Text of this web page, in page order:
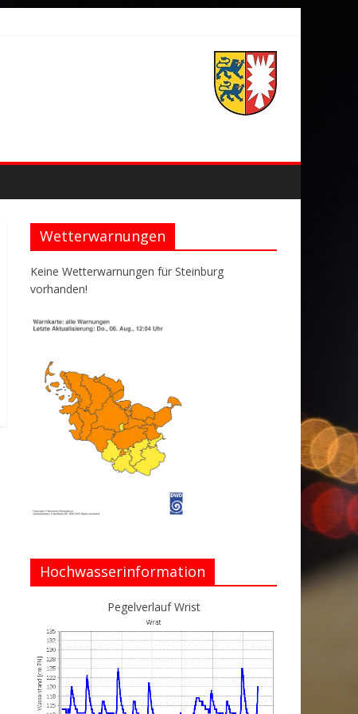
Wetterwarnungen
Keine Wetterwarnungen für Steinburg
vorhanden!
Hochwasserinformation
Pegelverlauf Wrist